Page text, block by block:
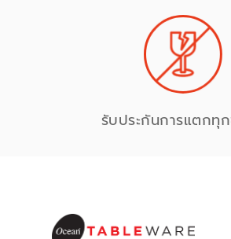
รับประกันการแตกทุ